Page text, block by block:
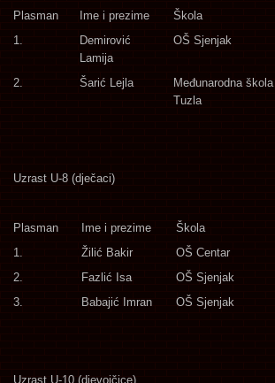
Plasman Ime i prezime Škola
1.
Demirović
Lamija
OŠ Sjenjak
2. Šarić Lejla
Međunarodna škola
Tuzla
Uzrast U-8 (dječaci)
Plasman Ime i prezime Škola
1.
Žilić Bakir OŠ Centar
2.
Fazlić Isa OŠ Sjenjak
3.
Babajić Imran OŠ Sjenjak
Uzrast U-10 (djevojčice)